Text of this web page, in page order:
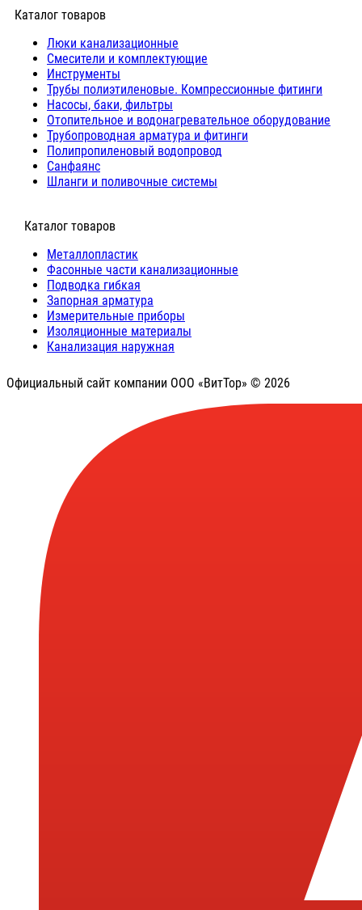
Каталог товаров
Люки канализационные
Cмесители и комплектующие
Инструменты
Трубы полиэтиленовые. Компрессионные фитинги
Насосы, баки, фильтры
Отопительное и водонагревательное оборудование
Трубопроводная арматура и фитинги
Полипропиленовый водопровод
Санфаянс
Шланги и поливочные системы
⠀Каталог товаров
Металлопластик
Фасонные части канализационные
Подводка гибкая
Запорная арматура
Измерительные приборы
Изоляционные материалы
Канализация наружная
Официальный сайт компании ООО «ВитТор» © 2026